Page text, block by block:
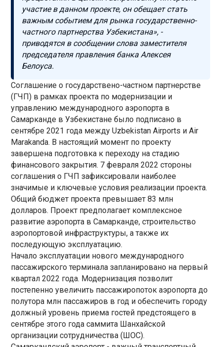
участие в данном проекте, он обещает стать
важным событием для рынка государственно-
частного партнерства Узбекистана», -
приводятся в сообщении слова заместителя
председателя правления банка Алексея
Белоуса.
Соглашение о государствено-частном партнерстве
(ГЧП) в рамках проекта по модернизации и
управлению международного аэропорта в
Самарканде в Узбекистане было подписано в
сентябре 2021 года между Uzbekistan Airports и Air
Marakanda. В настоящий момент по проекту
завершена подготовка к переходу на стадию
финансового закрытия. 7 февраля 2022 стороны
соглашения о ГЧП зафиксировали наиболее
значимые и ключевые условия реализации проекта.
Общий бюджет проекта превышает 83 млн
долларов. Проект предполагает комплексное
развитие аэропорта в Самарканде, строительство
аэропортовой инфраструктуры, а также их
последующую эксплуатацию.
Начало эксплуатации нового международного
пассажирского терминала запланировано на первый
квартал 2022 года. Модернизация позволит
постепенно увеличить пассажиропоток аэропорта до
полутора млн пассажиров в год и обеспечить городу
должный уровень приема гостей предстоящего в
сентябре этого года саммита Шанхайской
организации сотрудничества (ШОС).